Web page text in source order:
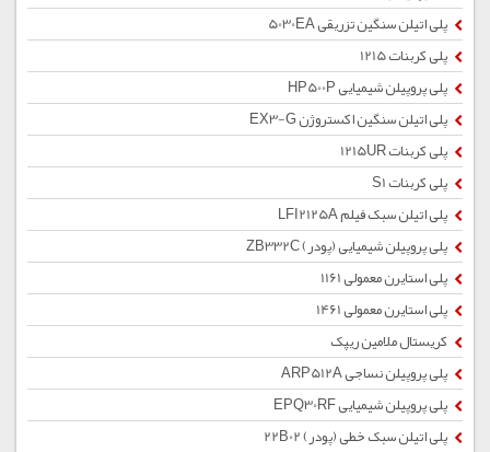
پلی اتیلن سنگین تزریقی 5030EA
پلی کربنات 1215
پلی پروپیلن شیمیایی HP500P
پلی اتیلن سنگین اکستروژن EX3-G
پلی کربنات 1215UR
پلی کربنات S1
پلی اتیلن سبک فیلم LFI2125A
پلی پروپیلن شیمیایی (پودر) ZB332C
پلی استایرن معمولی 1161
پلی استایرن معمولی 1461
کریستال ملامین ریپک
پلی پروپیلن نساجی ARP512A
پلی پروپیلن شیمیایی EPQ30RF
پلی اتیلن سبک خطی (پودر) 22B02